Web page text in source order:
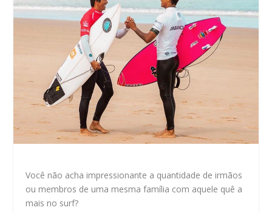
Você não acha impressionante a quantidade de irmãos
ou membros de uma mesma família com aquele quê a
mais no surf?